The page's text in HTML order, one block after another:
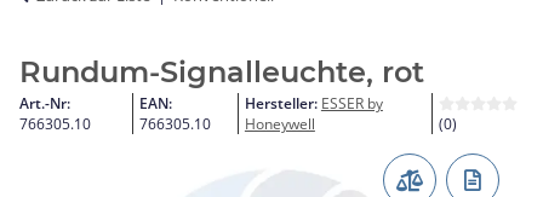
Rundum-Signalleuchte, rot
Art.-Nr:
766305.10
EAN:
766305.10
Hersteller: ESSER by
Honeywell
(0)